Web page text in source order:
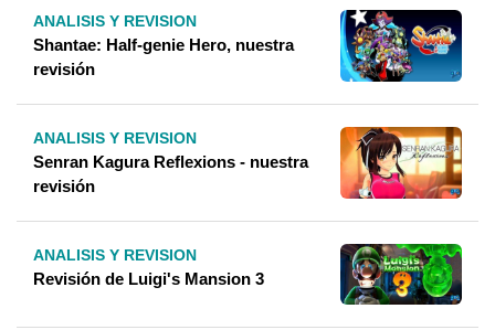
ANALISIS Y REVISION
Shantae: Half-genie Hero, nuestra
revisión
ANALISIS Y REVISION
Senran Kagura Reflexions - nuestra
revisión
ANALISIS Y REVISION
Revisión de Luigi's Mansion 3